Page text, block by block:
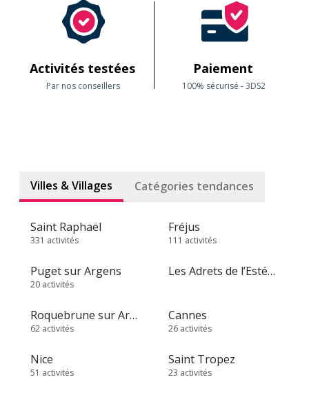
Activités testées
Par nos conseillers
Paiement
100% sécurisé - 3DS2
Villes & Villages Catégories tendances
Saint Raphaël
331 activités
Fréjus
111 activités
Puget sur Argens
20 activités
Les Adrets de l’Estérel
Roquebrune sur Argens
62 activités
Cannes
26 activités
Nice
51 activités
Saint Tropez
23 activités